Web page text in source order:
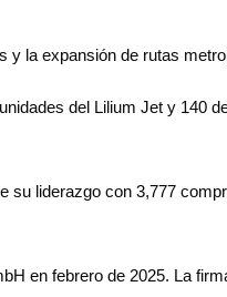
y la expansión de rutas
del Lilium Jet y 140
liderazgo con 3,777
en febrero de 2025. La